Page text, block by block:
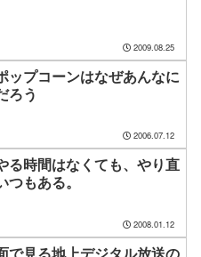
2009.08.25
ップコーンはなぜあんなに
ろう
2006.07.12
る時間はなくても、やり直
もある。
2008.01.12
で見る地上デジタル放送の